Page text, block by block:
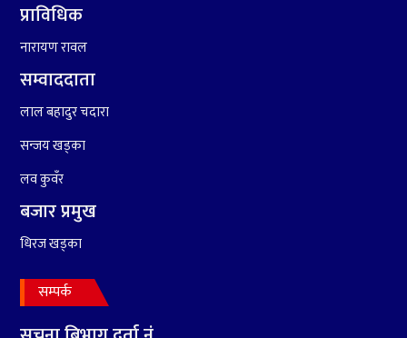
प्राविधिक
नारायण रावल
सम्वाददाता
लाल बहादुर चदारा
सन्जय खड्का
लव कुवँर
बजार प्रमुख
धिरज खड्का
सम्पर्क